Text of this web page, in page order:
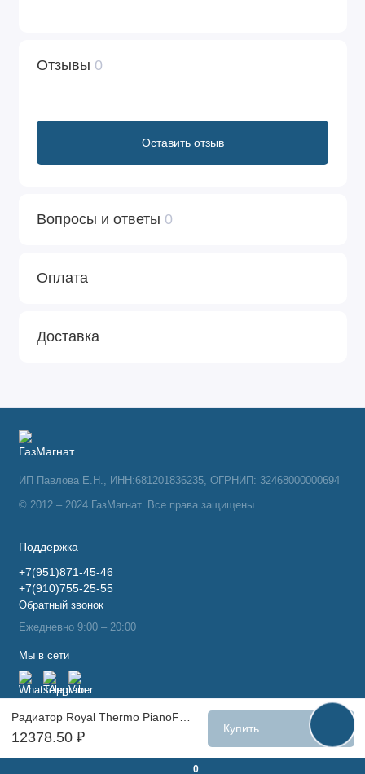
0
12378.50 ₽
Купить
Отзывы 0
Оставить отзыв
Вопросы и ответы 0
Оплата
Доставка
ИП Павлова Е.Н., ИНН:681201836235, ОГРНИП: 32468000000694
© 2012 – 2024 ГазМагнат. Все права защищены.
Поддержка
+7(951)871-45-46
+7(910)755-25-55
Обратный звонок
Ежедневно 9:00 – 20:00
Мы в сети